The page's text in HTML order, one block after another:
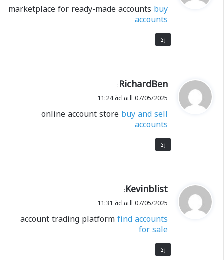
ل
marketplace for ready-made accounts buy
accounts
رد
ي
ق
ل
RichardBen
:
07/05/2025 الساعة 11:24
online account storebuy and sell
accounts
رد
ي
ق
ل
Kevinblist
:
07/05/2025 الساعة 11:31
account trading platformfind accounts
for sale
رد